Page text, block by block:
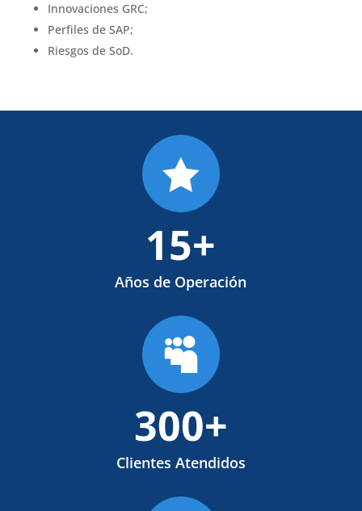
Innovaciones GRC;
Perfiles de SAP;
Riesgos de SoD.

15+
Años de Operación

300+
Clientes Atendidos